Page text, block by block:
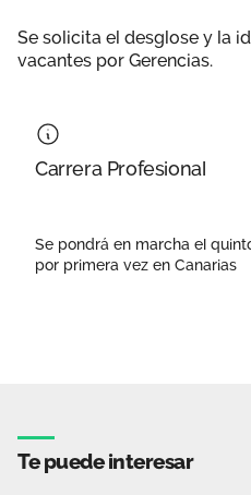
Se solicita el desglose y la
vacantes por Gerencias.
Carrera Profesional
Se pondrá en marcha el
por primera vez en Canarias
Te puede interesar